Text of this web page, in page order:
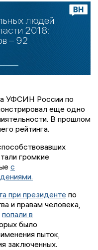
УФСИН России по
еще одно
В прошлом
рейтинга.
громкие
с
при президенте по
и правам человека,
попали в
было
пыток,
заключенных.